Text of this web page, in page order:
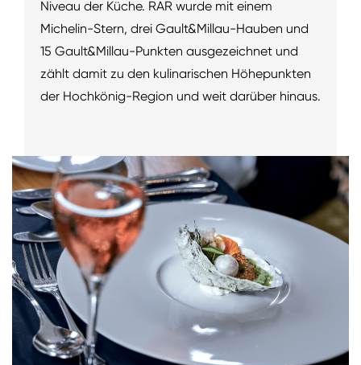
Niveau der Küche. RAR wurde mit einem
Michelin-Stern, drei Gault&Millau-Hauben und
15 Gault&Millau-Punkten ausgezeichnet und
zählt damit zu den kulinarischen Höhepunkten
der Hochkönig-Region und weit darüber hinaus.